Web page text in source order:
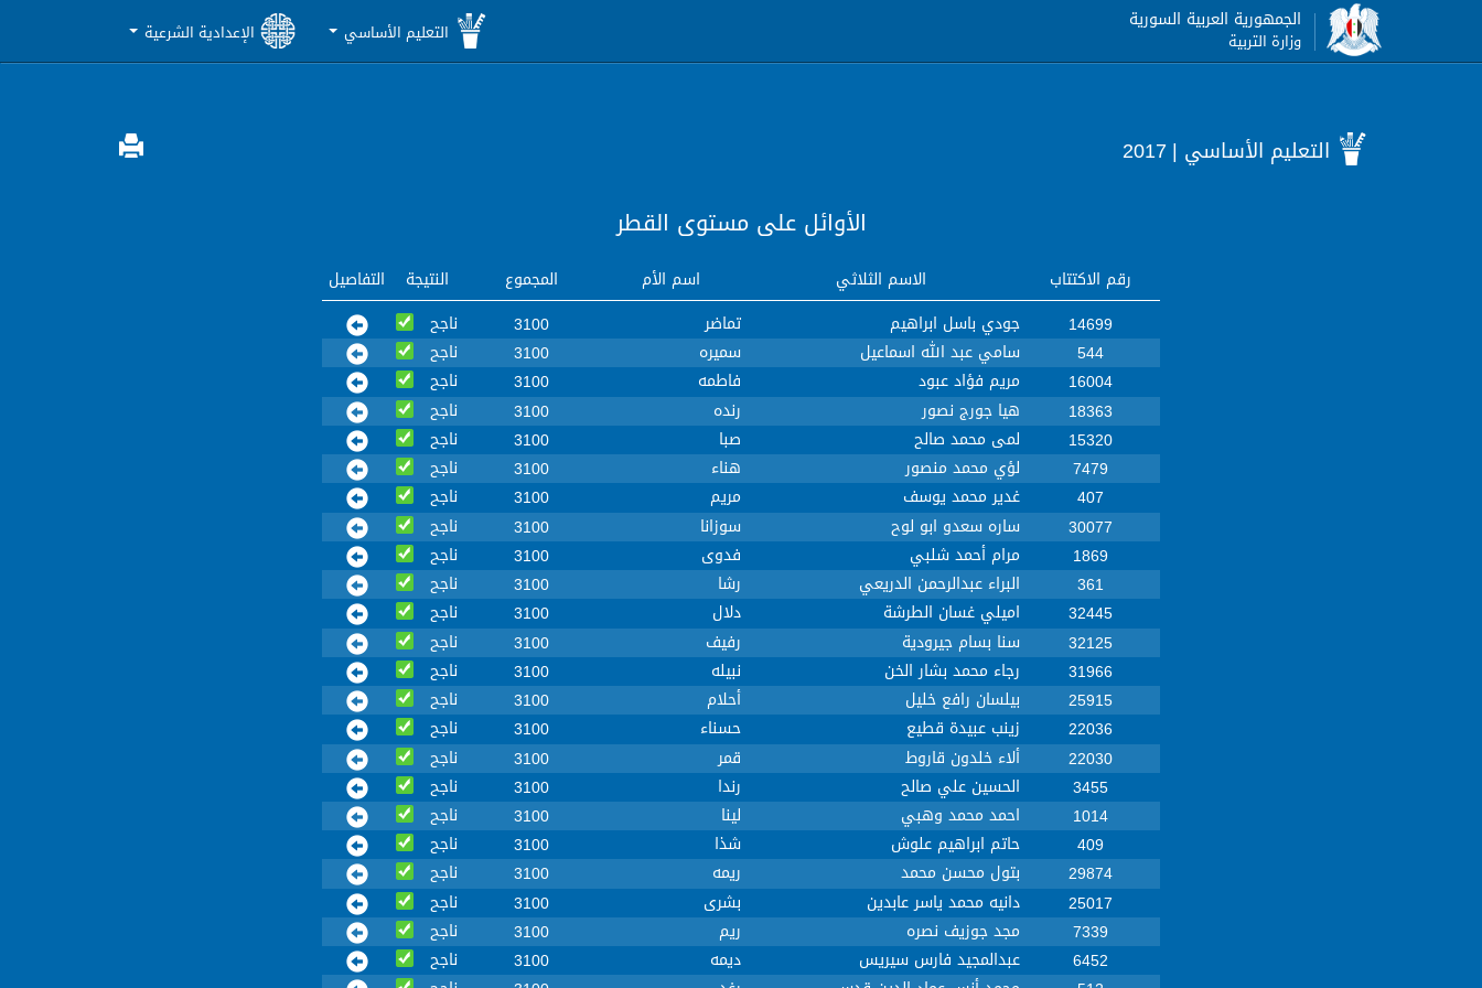
الجمهورية العربية السورية
وزارة التربية التعليم الأساسي الإعدادية الشرعية
التعليم الأساسي
الأوائل على مستوى القطر
رقم الاكتتاب الاسم الثلاثي اسم الأم المجموع النتيجة التفاصيل
14699 جودي باسل ابراهيم تماضر 3100 ناجح
544 سامي عبد الله اسماعيل سميره 3100 ناجح
16004 مريم فؤاد عبود فاطمه 3100 ناجح
18363 هيا جورج نصور رنده 3100 ناجح
15320 لمى محمد صالح صبا 3100 ناجح
7479 لؤي محمد منصور هناء 3100 ناجح
407 غدير محمد يوسف مريم 3100 ناجح
30077 ساره سعدو ابو لوح سوزانا 3100 ناجح
1869 مرام أحمد شلبي فدوى 3100 ناجح
361 البراء عبدالرحمن الدريعي رشا 3100 ناجح
32445 اميلي غسان الطرشة دلال 3100 ناجح
32125 سنا بسام جيرودية رفيف 3100 ناجح
31966 رجاء محمد بشار الخن نبيله 3100 ناجح
25915 بيلسان رافع خليل أحلام 3100 ناجح
22036 زينب عبيدة قطيع حسناء 3100 ناجح
22030 ألاء خلدون قاروط قمر 3100 ناجح
3455 الحسين علي صالح رندا 3100 ناجح
1014 احمد محمد وهبي لينا 3100 ناجح
409 حاتم ابراهيم علوش شذا 3100 ناجح
29874 بتول محسن محمد ريمه 3100 ناجح
25017 دانيه محمد ياسر عابدين بشرى 3100 ناجح
7339 مجد جوزيف نصره ريم 3100 ناجح
6452 عبدالمجيد فارس سيريس ديمه 3100 ناجح